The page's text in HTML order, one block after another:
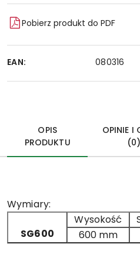
Pobierz produkt do PDF
EAN: 080316
OPIS
PRODUKTU
OPINIE I
(0)
Wymiary:
SG600
Wysokość
600 mm